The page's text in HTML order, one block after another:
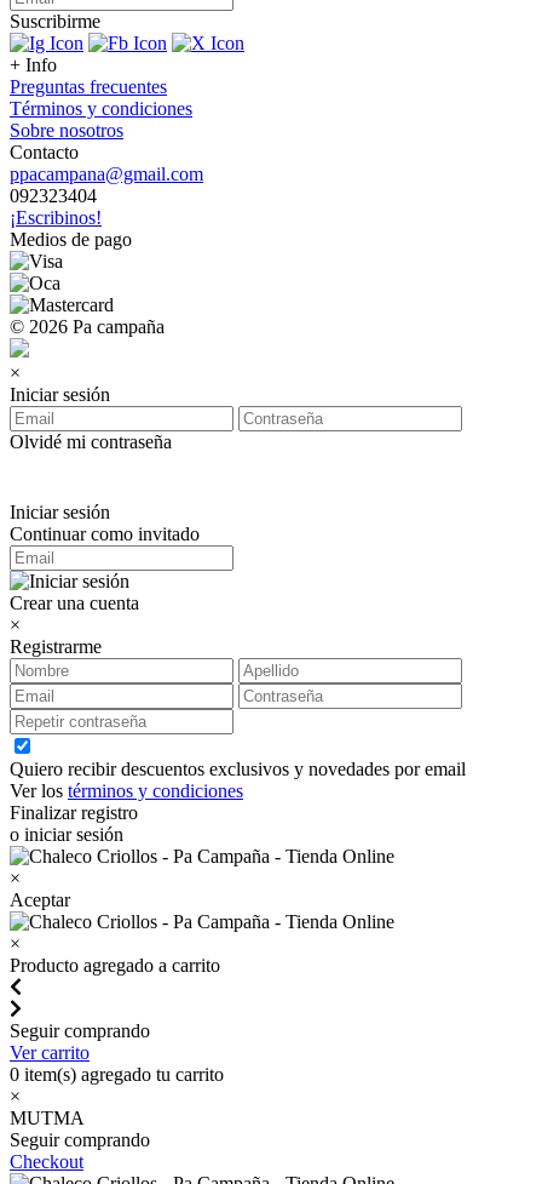
Suscribirme
+ Info
Preguntas frecuentes
Términos y condiciones
Sobre nosotros
Contacto
ppacampana@gmail.com
092323404
¡Escribinos!
Medios de pago
© 2026 Pa campaña
×
Iniciar sesión
Olvidé mi contraseña
Iniciar sesión
Continuar como invitado
Crear una cuenta
×
Registrarme
Quiero recibir descuentos exclusivos y novedades por email
Ver los términos y condiciones
Finalizar registro
o iniciar sesión
×
Aceptar
×
Producto agregado a carrito
Seguir comprando
Ver carrito
0 item(s) agregado tu carrito
×
MUTMA
Seguir comprando
Checkout